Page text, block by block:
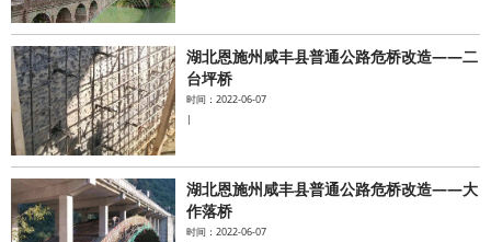
湖北恩施州咸丰县普通公路危桥改造——二
台坪桥
时间：2022-06-07
|
湖北恩施州咸丰县普通公路危桥改造——大
作落桥
时间：2022-06-07